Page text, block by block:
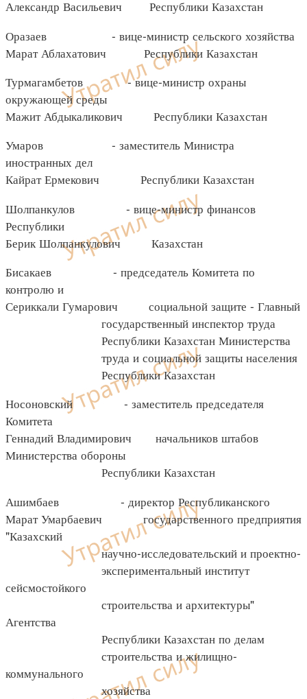
Александр Васильевич Республики Казахстан
Оразаев - вице-министр сельского хозяйства
Марат Аблахатович Республики Казахстан
Турмагамбетов - вице-министр охраны
окружающей среды
Мажит Абдыкаликович Республики Казахстан
Умаров - заместитель Министра
иностранных дел
Кайрат Ермекович Республики Казахстан
Шолпанкулов - вице-министр финансов
Республики
Берик Шолпанкулович Казахстан
Бисакаев - председатель Комитета по
контролю и
Сериккали Гумарович социальной защите - Главный
государственный инспектор труда
Республики Казахстан Министерства
труда и социальной защиты населения
Республики Казахстан
Носоновский - заместитель председателя
Комитета
Геннадий Владимирович начальников штабов
Министерства обороны
Республики Казахстан
Ашимбаев - директор Республиканского
Марат Умарбаевич государственного предприятия
"Казахский
научно-исследовательский и проектно-
экспериментальный институт
сейсмостойкого
строительства и архитектуры"
Агентства
Республики Казахстан по делам
строительства и жилищно-
коммунального
хозяйства